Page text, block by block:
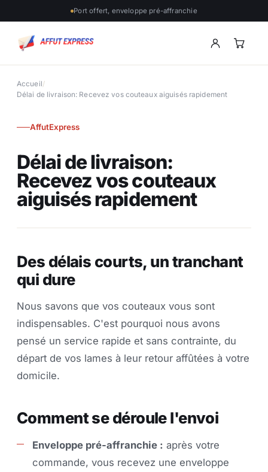
Port offert, enveloppe pré-affranchie
Accueil/
Délai de livraison: Recevez vos couteaux aiguisés rapidement
AffutExpress
Délai de livraison:
Recevez vos couteaux
aiguisés rapidement
Des délais courts, un tranchant
qui dure
Nous savons que vos couteaux vous sont
indispensables. C'est pourquoi nous avons
pensé un service rapide et sans contrainte, du
départ de vos lames à leur retour affûtées à votre
domicile.
Comment se déroule l'envoi
Enveloppe pré-affranchie : après votre
commande, vous recevez une enveloppe